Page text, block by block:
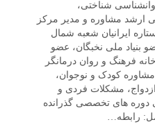
شناختی،
ارشد مشاوره و مدیر مرکز
ایرانیان شعبه شمال
بنیاد ملی نخبگان، عضو
فرهنگ و روان درمانگر
مشاوره کودک و نوجوان،
ازدواج، مشکلات فردی و
دوره های تخصصی گذرانده
رابطه…